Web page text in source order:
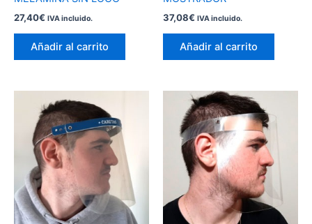
27,40€ IVA incluido.
Añadir al carrito
37,08€ IVA incluido.
Añadir al carrito